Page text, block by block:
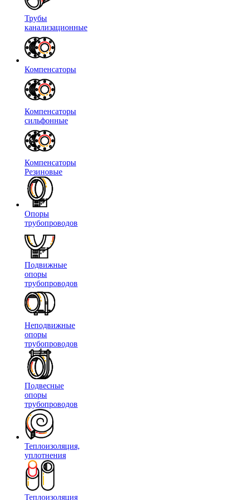
Трубы
канализационные
Компенсаторы
Компенсаторы
сильфонные
Компенсаторы
Резиновые
Опоры
трубопроводов
Подвижные
опоры
трубопроводов
Неподвижные
опоры
трубопроводов
Подвесные
опоры
трубопроводов
Теплоизоляция,
уплотнения
Теплоизоляция